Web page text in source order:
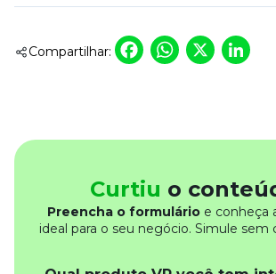
Compartilhar: Facebook
X
Curtiu o
Preencha o formulárioe conheça
ideal para o seu negócio. Simule sem